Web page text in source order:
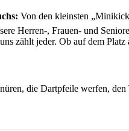
Von den kleinsten
Herren-, Frauen- und
zählt jeder. Ob auf dem
die Dartpfeile werfen,